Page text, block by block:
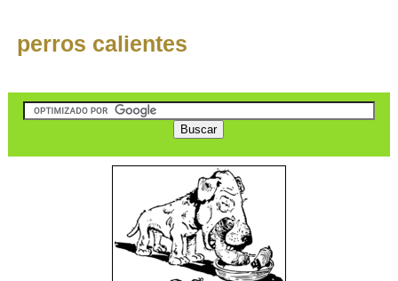
perros calientes